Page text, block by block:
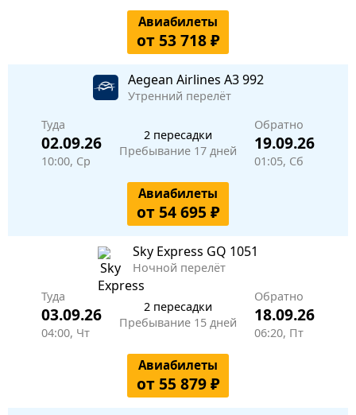
Авиабилеты
от 53 718 ₽
Aegean Airlines A3 992
Утренний перелёт
Туда
02.09.26
10:00, Ср
2 пересадки
Пребывание 17 дней
Обратно
19.09.26
01:05, Сб
Авиабилеты
от 54 695 ₽
Sky Express GQ 1051
Ночной перелёт
Туда
03.09.26
04:00, Чт
2 пересадки
Пребывание 15 дней
Обратно
18.09.26
06:20, Пт
Авиабилеты
от 55 879 ₽